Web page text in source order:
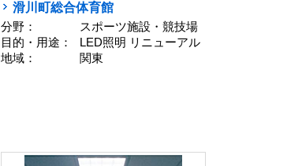
滑川町総合体育館
分野：
スポーツ施設・競技場
目的・用途：
LED照明 リニューアル
地域：
関東